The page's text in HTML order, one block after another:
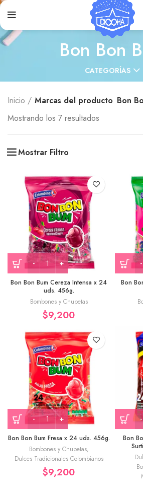
Bon Bon
CATEGORÍAS
Inicio Marcas del producto Bon
Mostrando los 7 resultados
Mostrar Filtro
Bon Bon Bum Cereza Intensa x 24
uds. 456g.
Bombones y Chupetas
$9,200
Bon
Bon Bon Bum Fresa x 24 uds. 456g.
Bombones y Chupetas,
Dulces Tradicionales Colombianos
$9,200
Bon